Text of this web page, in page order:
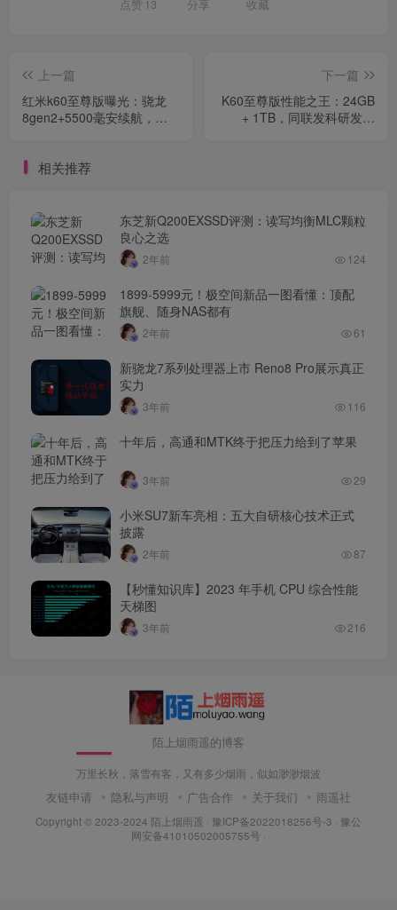
点赞 13 分享 收藏
上一篇
红米k60至尊版曝光：骁龙
8gen2+5500毫安续航，网
下一篇
K60至尊版性能之王：24GB
+ 1TB，同联发科研发两
相关推荐
东芝新Q200EXSSD评测：读写均衡MLC颗粒
良心之选
2年前 124
1899-5999元！极空间新品一图看懂：顶配
旗舰、随身NAS都有
2年前 61
新骁龙7系列处理器上市 Reno8 Pro展示真正
实力
3年前 116
十年后，高通和MTK终于把压力给到了苹果
3年前 29
小米SU7新车亮相：五大自研核心技术正式
披露
2年前 87
【秒懂知识库】2023 年手机 CPU 综合性能
天梯图
3年前 216
陌上烟雨遥的博客
万里长秋，落雪有客，又有多少烟雨，似如渺渺烟波
友链申请 隐私与声明 广告合作 关于我们 雨遥社
Copyright © 2023-2024 陌上烟雨遥 · 豫ICP备2022018256号-3 · 豫公
网安备41010502005755号 ·